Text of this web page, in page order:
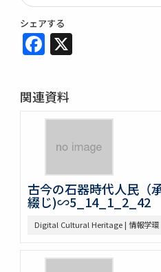
シェアする
Facebook
関連資料
古今の石器時代人民（
綴じ)∽5_14_1_2_42
Digital Cultural Heritage | 情報学環